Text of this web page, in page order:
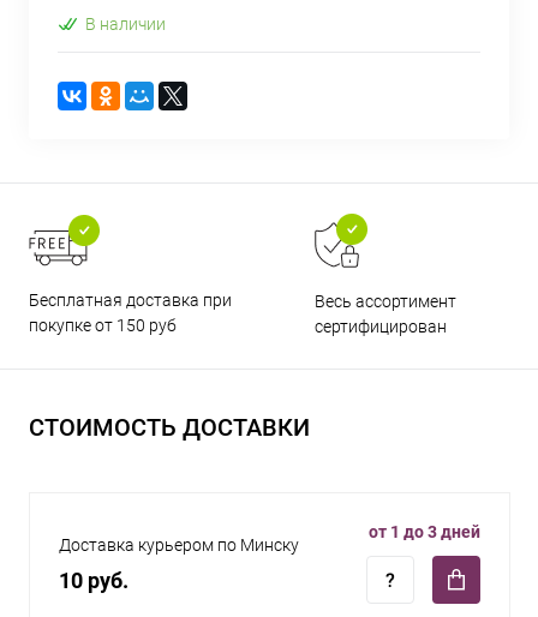
В наличии
Бесплатная доставка при
покупке от 150 руб
Весь ассортимент
сертифицирован
СТОИМОСТЬ ДОСТАВКИ
Доставка курьером по Минску
10 руб.
от 1 до 3 дней